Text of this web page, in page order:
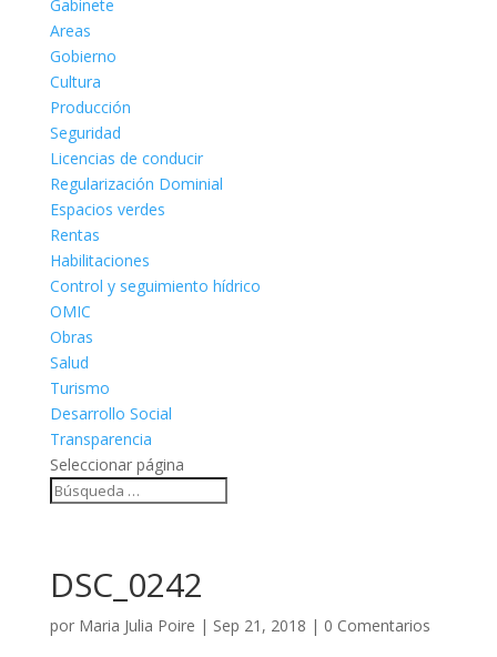
Gabinete
Areas
Gobierno
Cultura
Producción
Seguridad
Licencias de conducir
Regularización Dominial
Espacios verdes
Rentas
Habilitaciones
Control y seguimiento hídrico
OMIC
Obras
Salud
Turismo
Desarrollo Social
Transparencia
Seleccionar página
DSC_0242
por Maria Julia Poire | Sep 21, 2018 | 0 Comentarios